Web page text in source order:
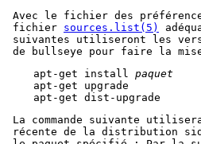
Avec le fichier des
fichier sources.list(5)
suivantes utiliseront les
de bullseye pour faire la
apt-get install paquet
apt-get upgrade
apt-get dist-upgrade
La commande suivante
récente de la distribution